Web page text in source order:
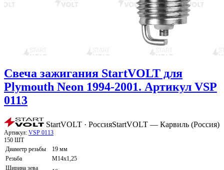
Свеча зажигания StartVOLT для
Plymouth Neon 1994-2001. Артикул VSP
0113
StartVOLT · РоссияStartVOLT — Карвиль (Россия)
Артикул: VSP 0113
150 ШТ
Диаметр резьбы
19 мм
Резьба
M14x1,25
Ширина зева